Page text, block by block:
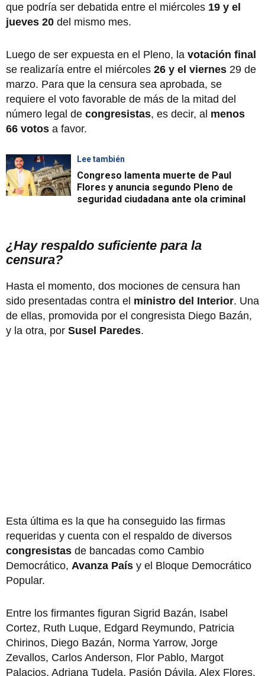
que podría ser debatida entre el miércoles 19 y el
jueves 20 del mismo mes.
Luego de ser expuesta en el Pleno, la votación final
se realizaría entre el miércoles 26 y el viernes 29 de
marzo. Para que la censura sea aprobada, se
requiere el voto favorable de más de la mitad del
número legal de congresistas, es decir, al menos
66 votos a favor.
Lee también
Congreso lamenta muerte de Paul
Flores y anuncia segundo Pleno de
seguridad ciudadana ante ola criminal
¿Hay respaldo suficiente para la
censura?
Hasta el momento, dos mociones de censura han
sido presentadas contra el ministro del Interior. Una
de ellas, promovida por el congresista Diego Bazán,
y la otra, por Susel Paredes.
Esta última es la que ha conseguido las firmas
requeridas y cuenta con el respaldo de diversos
congresistas de bancadas como Cambio
Democrático, Avanza País y el Bloque Democrático
Popular.
Entre los firmantes figuran Sigrid Bazán, Isabel
Cortez, Ruth Luque, Edgard Reymundo, Patricia
Chirinos, Diego Bazán, Norma Yarrow, Jorge
Zevallos, Carlos Anderson, Flor Pablo, Margot
Palacios, Adriana Tudela, Pasión Dávila, Alex Flores,